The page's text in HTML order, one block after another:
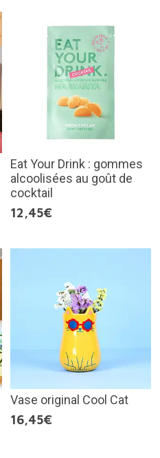
Eat Your Drink : gommes
alcoolisées au goût de
cocktail
12,45€
Vase original Cool Cat
16,45€